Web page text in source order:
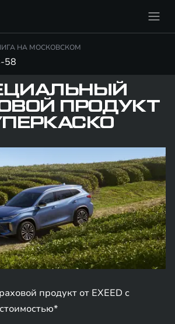
НА МОСКОВСКОМ
58
ПРОДУКТ
продукт от EXEED с